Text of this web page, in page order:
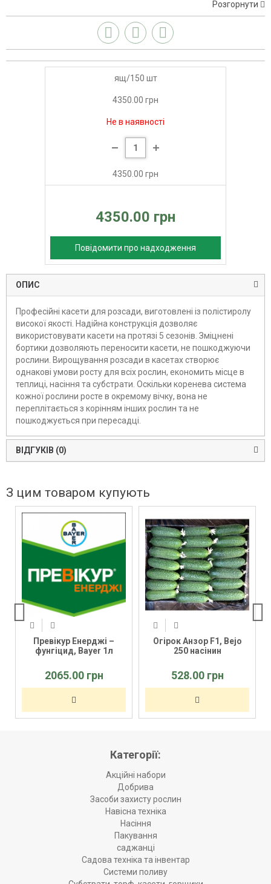
Розгорнути
ящ/150 шт
4350.00 грн
Не в наявності
4350.00 грн
4350.00 грн
Повідомити про надходження
ОПИС
Професійні касети для розсади, виготовлені із полістиролу
високої якості. Надійна конструкція дозволяє
використовувати касети на протязі 5 сезонів. Зміцнені
бортики дозволяють переносити касети, не пошкоджуючи
рослини. Вирощування розсади в касетах створює
однакові умови росту для всіх рослин, економить місце в
теплиці, насіння та субстрати. Оскільки коренева система
кожної рослини росте в окремому вічку, вона не
переплітається з корінням інших рослин та не
пошкоджується при пересадці.
ВІДГУКІВ (0)
З цим товаром купують
Превікур Енерджі –
фунгіцид, Bayer 1л
2065.00 грн
Огірок Анзор F1, Bejo
250 насінин
528.00 грн
Категорії:
Акційні набори
Добрива
Засоби захисту рослин
Навісна техніка
Насіння
Пакування
саджанці
Садова техніка та інвентар
Системи поливу